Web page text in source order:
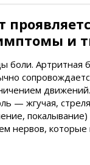
и
боли. Артритная
движений.
— жгучая,
нервов, которые